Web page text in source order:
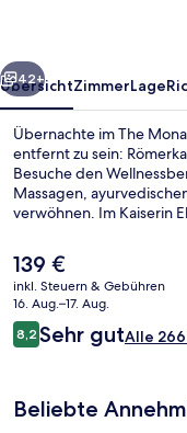
Weiter
42+
ÜbersichtZimmerLage
Übernachte im The
entfernt zu sein:
Besuche den
Massagen,
verwöhnen. Im Kaiserin
Highlights gehören ein
Der
aktuelle
Preis
beträgt
139 €.
139 €
inkl. Steuern & Gebühren
16. Aug.–17. Aug.
Bewertungen
8,28,2 von 10.
Sehr gutAlle
Beliebte